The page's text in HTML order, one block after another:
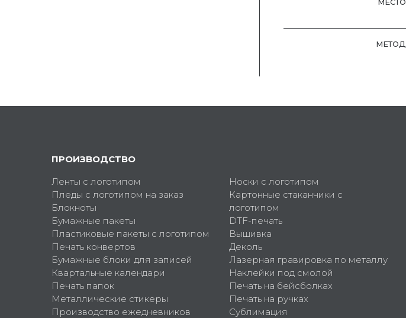
МЕТОД
ПРОИЗВОДСТВО
Ленты с логотипом
Пледы с логотипом на заказ
Блокноты
Бумажные пакеты
Пластиковые пакеты с логотипом
Печать конвертов
Бумажные блоки для записей
Квартальные календари
Печать папок
Металлические стикеры
Производство ежедневников
Носки с логотипом
Картонные стаканчики с
логотипом
DTF-печать
Вышивка
Деколь
Лазерная гравировка по металлу
Наклейки под смолой
Печать на бейсболках
Печать на ручках
Сублимация